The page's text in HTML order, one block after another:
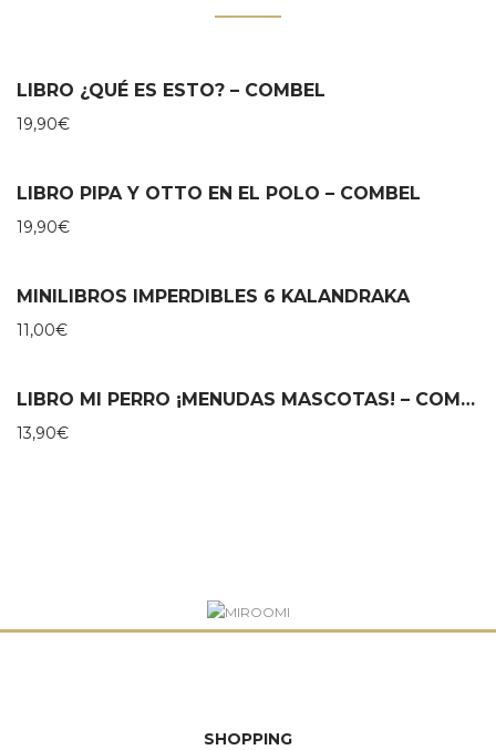
LIBRO ¿QUÉ ES ESTO? – COMBEL
19,90€
LIBRO PIPA Y OTTO EN EL POLO – COMBEL
19,90€
MINILIBROS IMPERDIBLES 6 KALANDRAKA
11,00€
LIBRO MI PERRO ¡MENUDAS MASCOTAS! – COMBEL
13,90€
SHOPPING